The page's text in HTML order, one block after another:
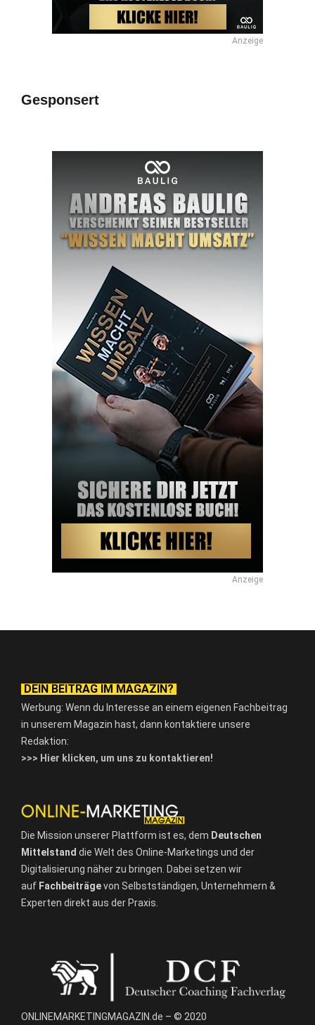
Anzeige
Gesponsert
Anzeige
DEIN BEITRAG IM MAGAZIN?
Werbung: Wenn du Interesse an einem eigenen Fachbeitrag
in unserem Magazin hast, dann kontaktiere unsere
Redaktion:
>>> Hier klicken, um uns zu kontaktieren!
Die Mission unserer Plattform ist es, dem Deutschen
Mittelstand die Welt des Online-Marketings und der
Digitalisierung näher zu bringen. Dabei setzen wir
auf Fachbeiträgevon Selbstständigen, Unternehmern &
Experten direkt aus der Praxis.
ONLINEMARKETINGMAGAZIN.de – © 2020